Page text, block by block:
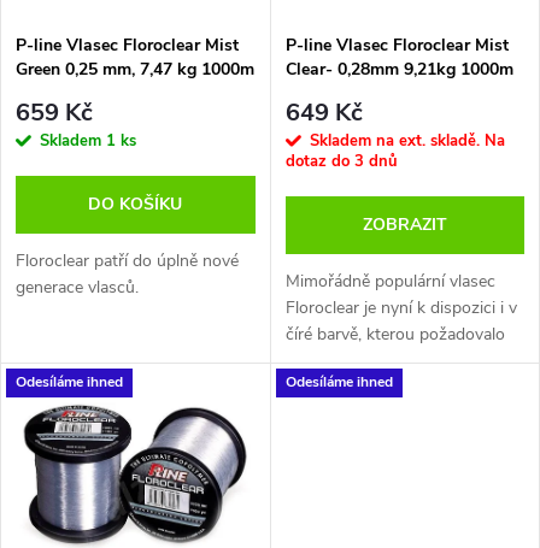
p
r
o
d
u
k
t
ů
s
p
r
d
k
t
ů
P-line Vlasec Floroclear Mist
Green 0,25 mm, 7,47 kg 1000m
659 Kč
Skladem 1 ks
DO KOŠÍKU
Floroclear patří do úplně nové
generace vlasců.
P-line Vlasec Floroclear Mist
Clear- 0,28mm 9,21kg 1000m
649 Kč
Skladem na ext. skladě. Na
dotaz do 3 dnů
ZOBRAZIT
Mimořádně populární vlasec
Floroclear je nyní k dispozici i v
číré barvě, kterou požadovalo
stále více a více zákazníků.
Odesíláme ihned Odesíláme ihned